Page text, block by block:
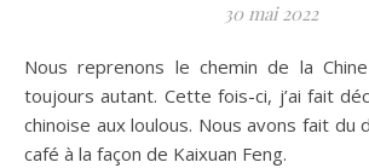
30 mai 2022
Nous reprenons le chemin de la Chine qui nous inspire
toujours autant. Cette fois-ci, j’ai fait
chinoise aux loulous. Nous avons fait du
café à la façon de Kaixuan Feng.